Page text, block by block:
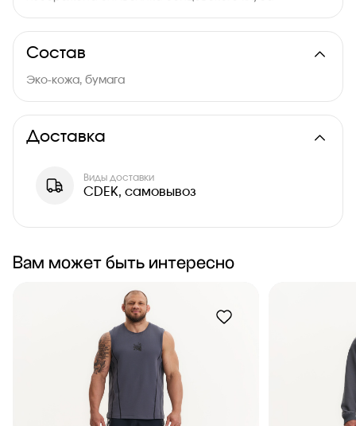
Состав
Эко-кожа, бумага
Доставка
Виды доставки
CDEK, самовывоз
Вам может быть интересно